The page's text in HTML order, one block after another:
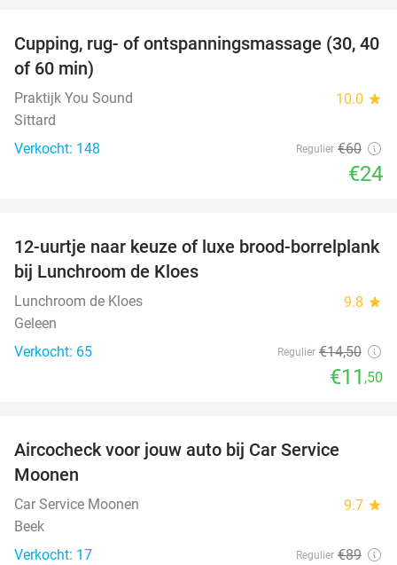
60%
Cupping, rug- of ontspanningsmassage (30, 40
of 60 min)
Praktijk You Sound 10.0 star
Sittard
Verkocht: 148
Regulier €60
€24
21%
12-uurtje naar keuze of luxe brood-borrelplank
bij Lunchroom de Kloes
Lunchroom de Kloes 9.8 star
Geleen
Verkocht: 65
Regulier €14,50
€11 ,50
Aircocheck voor jouw auto bij Car Service
Moonen
Car Service Moonen 9.7 star
Beek
Verkocht: 17
Regulier €89